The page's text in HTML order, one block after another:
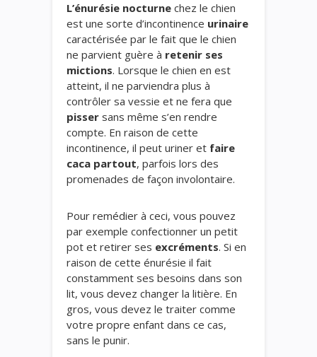
L’énurésie nocturne chez le chien
est une sorte d’incontinence urinaire
caractérisée par le fait que le chien
ne parvient guère à retenir ses
mictions. Lorsque le chien en est
atteint, il ne parviendra plus à
contrôler sa vessie et ne fera que
pisser sans même s’en rendre
compte. En raison de cette
incontinence, il peut uriner et faire
caca partout, parfois lors des
promenades de façon involontaire.
Pour remédier à ceci, vous pouvez
par exemple confectionner un petit
pot et retirer ses excréments. Si en
raison de cette énurésie il fait
constamment ses besoins dans son
lit, vous devez changer la litière. En
gros, vous devez le traiter comme
votre propre enfant dans ce cas,
sans le punir.